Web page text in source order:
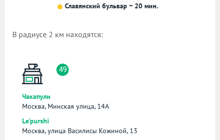
Славянский бульвар ~ 20 мин.
В радиусе 2 км находятся:
49
Чакапули
Москва, Минская улица, 14А
Le'purshi
Москва, улица Василисы Кожиной, 13